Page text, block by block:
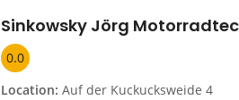
Sinkowsky Jörg
0.0
Location: Auf der Kuckucksweide 4